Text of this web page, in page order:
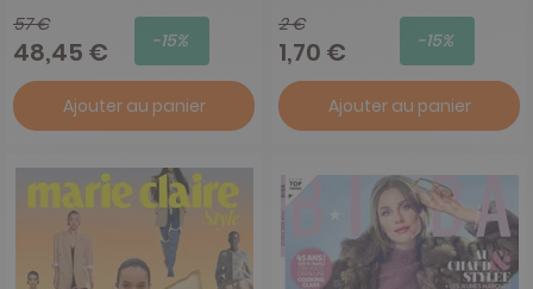
57 €
48,45 € -15%
Ajouter au panier
2 €
1,70 € -15%
Ajouter au panier